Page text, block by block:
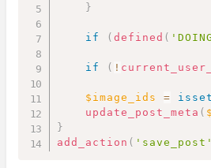
}
if (defined (
if ( !
$image_ids = isset
update_post_meta (
}
add_action ( 'save_post'